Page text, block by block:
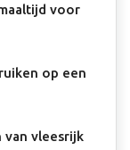
voor
op een
vleesrijk